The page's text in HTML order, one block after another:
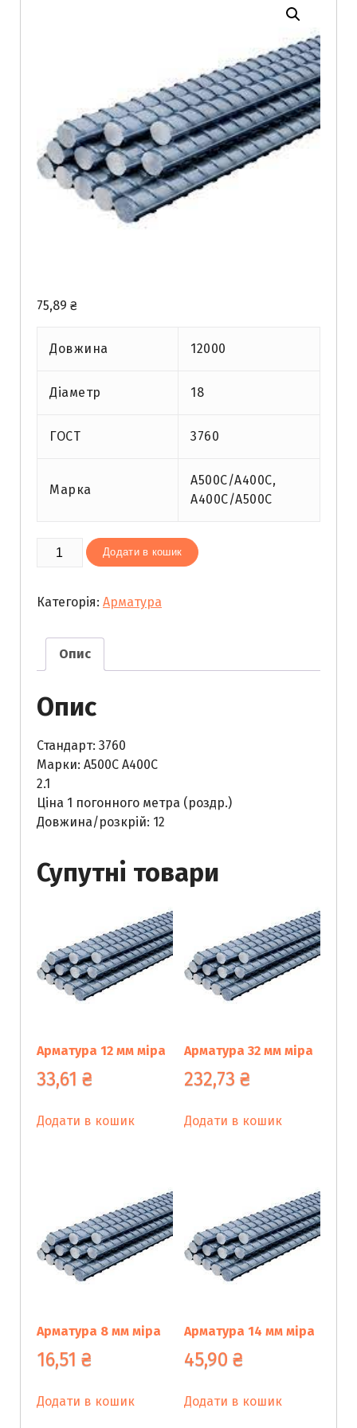
75,89 ₴
Довжина 12000
Діаметр 18
ГОСТ 3760
Марка
А500С/А400С,
А400С/А500С
Арматура
міра
Додати в кошик
Категорія: Арматура
Опис
Опис
Стандарт: 3760
Марки: А500С А400С
2.1
Ціна 1 погонного метра (роздр.)
Довжина/розкрій: 12
Супутні товари
Арматура 12 мм мiра
33,61 ₴
Додати в кошик
Арматура 32 мм міра
232,73₴
Додати в кошик
Арматура 8 мм міра
16,51 ₴
Додати в кошик
Арматура 14 мм мiра
45,90₴
Додати в кошик